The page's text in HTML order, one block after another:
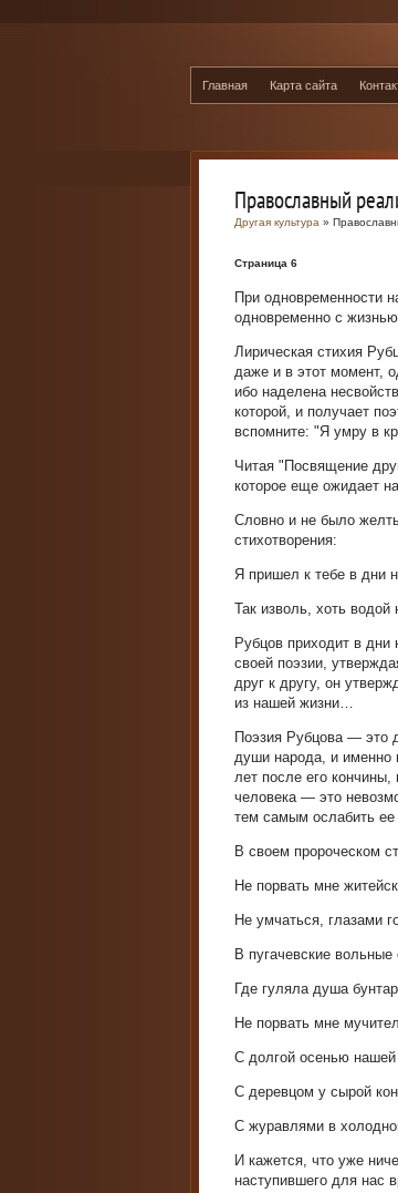
Главная Карта сайта
Православный
Другая культура »
Страница 6
При одновременности
одновременно с
Лирическая стихия
даже и в этот момент,
ибо наделена
которой, и получает
вспомните: "Я умру в
Читая "Посвящение
которое еще ожидает
Словно и не было
стихотворения:
Я пришел к тебе в дни
Так изволь, хоть водой
Рубцов приходит в
своей поэзии,
друг к другу, он
из нашей жизни…
Поэзия Рубцова — это
души народа, и именно
лет после его
человека — это
тем самым ослабить
В своем пророческом
Не порвать мне
Не умчаться, глазами
В пугачевские вольные
Где гуляла душа
Не порвать мне
С долгой осенью
С деревцом у сырой
С журавлями в
И кажется, что уже
наступившего для нас